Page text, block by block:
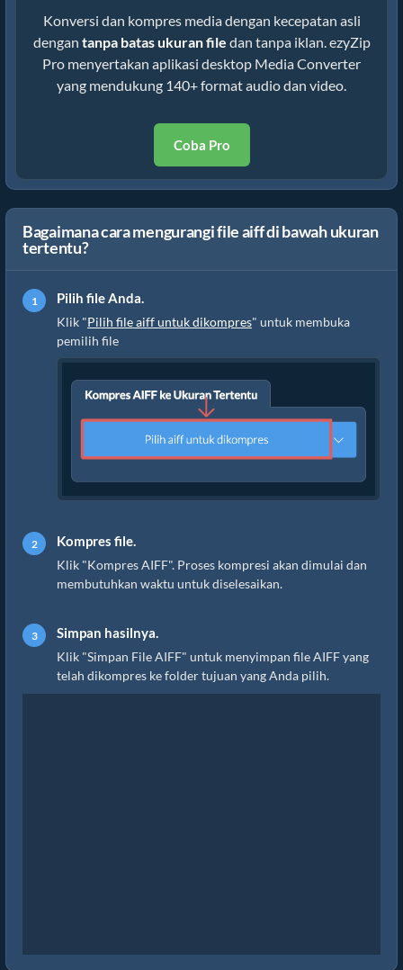
Konversi dan kompres media dengan kecepatan asli
dengan tanpa batas ukuran file dan tanpa iklan. ezyZip
Pro menyertakan aplikasi desktop Media Converter
yang mendukung 140+ format audio dan video.
Coba Pro
Bagaimana cara mengurangi file aiff di bawah ukuran
tertentu?
Pilih file Anda.
Klik "Pilih file aiff untuk dikompres" untuk membuka
pemilih file
Kompres file.
Klik "Kompres AIFF". Proses kompresi akan dimulai dan
membutuhkan waktu untuk diselesaikan.
Simpan hasilnya.
Klik "Simpan File AIFF" untuk menyimpan file AIFF yang
telah dikompres ke folder tujuan yang Anda pilih.